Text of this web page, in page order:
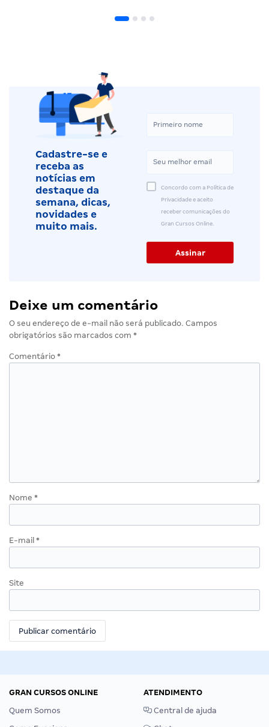
Cadastre-se e
receba as
notícias em
destaque da
semana, dicas,
novidades e
muito mais.
Concordo com a Política de
Privacidade e aceito
receber comunicações do
Gran Cursos Online.
Deixe um comentário
O seu endereço de e-mail não será publicado. Campos
obrigatórios são marcados com *
Comentário *
Nome *
E-mail *
Site
GRAN CURSOS ONLINE
Quem Somos
ATENDIMENTO
Central de ajuda